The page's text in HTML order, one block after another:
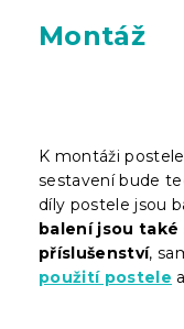
Montáž
K montáži
sestavení bude
díly postele jsou
balení jsou také
příslušenství,
použití postele